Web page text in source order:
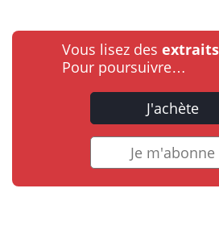
Vous lisez des
Pour poursuivre…
J'achète
Je m'abonne